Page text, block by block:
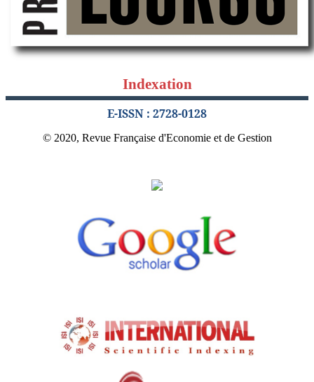
Indexation
E-ISSN : 2728-0128
© 2020, Revue Française d'Economie et de Gestion